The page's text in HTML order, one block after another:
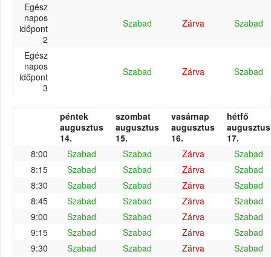
Egész
napos
időpont
2
Szabad Zárva Szabad
Egész
napos
időpont
3
Szabad Zárva Szabad
péntek
augusztus
14.
szombat
augusztus
15.
vasárnap
augusztus
16.
hétfő
augusztus
17.
8:00
Szabad Szabad Zárva
Szabad
8:15
Szabad Szabad Zárva
Szabad
8:30
Szabad Szabad Zárva
Szabad
8:45
Szabad Szabad Zárva
Szabad
9:00
Szabad Szabad Zárva
Szabad
9:15
Szabad Szabad Zárva
Szabad
9:30
Szabad Szabad Zárva
Szabad